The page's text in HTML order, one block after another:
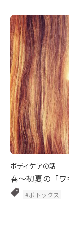
ボディケアの話
春～初夏の「ワ
#ボトックス